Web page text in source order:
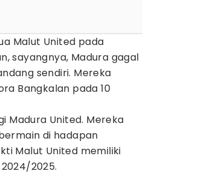
Malut United pada
sayangnya, Madura gagal
sendiri. Mereka
Bangkalan pada 10
Madura United. Mereka
di hadapan
Malut United memiliki
2025.